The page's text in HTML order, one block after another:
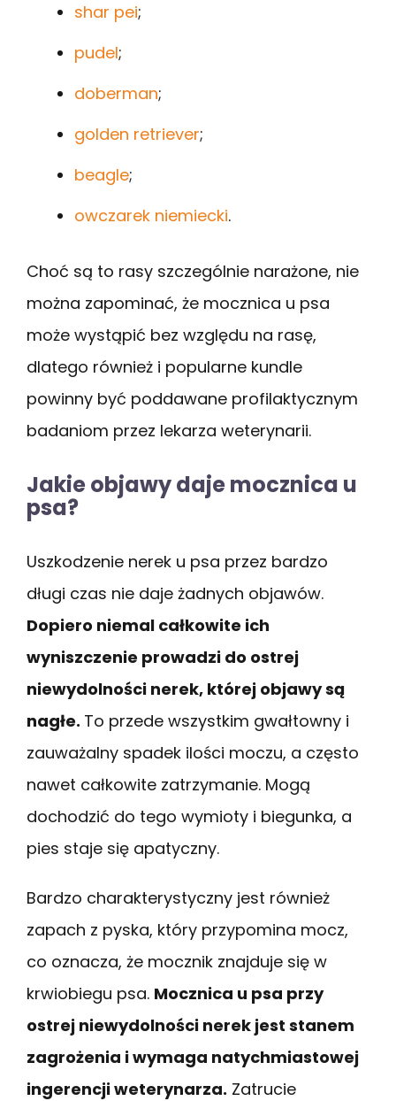
shar pei;
pudel;
doberman;
golden retriever;
beagle;
owczarek niemiecki.
Choć są to rasy szczególnie narażone, nie
można zapominać, że mocznica u psa
może wystąpić bez względu na rasę,
dlatego również i popularne kundle
powinny być poddawane profilaktycznym
badaniom przez lekarza weterynarii.
Jakie objawy daje mocznica u
psa?
Uszkodzenie nerek u psa przez bardzo
długi czas nie daje żadnych objawów.
Dopiero niemal całkowite ich
wyniszczenie prowadzi do ostrej
niewydolności nerek, której objawy są
nagłe. To przede wszystkim gwałtowny i
zauważalny spadek ilości moczu, a często
nawet całkowite zatrzymanie. Mogą
dochodzić do tego wymioty i biegunka, a
pies staje się apatyczny.
Bardzo charakterystyczny jest również
zapach z pyska, który przypomina mocz,
co oznacza, że mocznik znajduje się w
krwiobiegu psa. Mocznica u psa przy
ostrej niewydolności nerek jest stanem
zagrożenia i wymaga natychmiastowej
ingerencji weterynarza. Zatrucie